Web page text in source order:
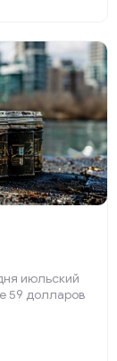
июльский
59 долларов